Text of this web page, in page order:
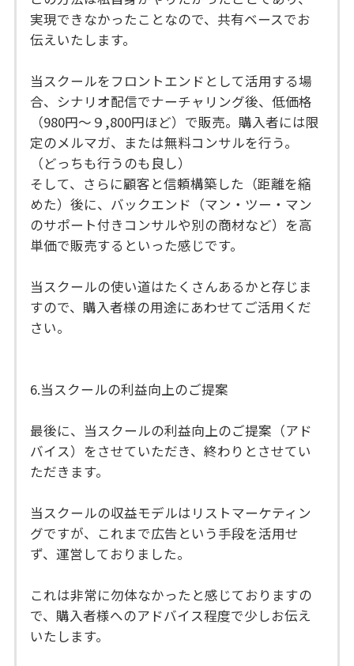
実現できなかったことなので、共有ベースでお
伝えいたします。
当スクールをフロントエンドとして活用する場
合、シナリオ配信でナーチャリング後、低価格
（980円〜９,800円ほど）で販売。購入者には限
定のメルマガ、または無料コンサルを行う。
（どっちも行うのも良し）
そして、さらに顧客と信頼構築した（距離を縮
めた）後に、バックエンド（マン・ツー・マン
のサポート付きコンサルや別の商材など）を高
単価で販売するといった感じです。
当スクールの使い道はたくさんあるかと存じま
すので、購入者様の用途にあわせてご活用くだ
さい。
6.当スクールの利益向上のご提案
最後に、当スクールの利益向上のご提案（アド
バイス）をさせていただき、終わりとさせてい
ただきます。
当スクールの収益モデルはリストマーケティン
グですが、これまで広告という手段を活用せ
ず、運営しておりました。
これは非常に勿体なかったと感じておりますの
で、購入者様へのアドバイス程度で少しお伝え
いたします。